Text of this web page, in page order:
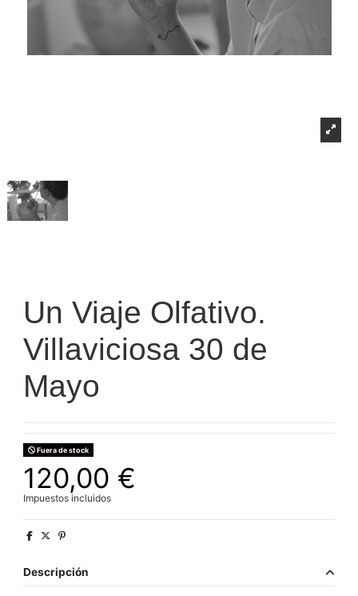
Un Viaje Olfativo.
Villaviciosa 30 de
Mayo
Fuera de stock
120,00 €
Impuestos incluidos
Descripción